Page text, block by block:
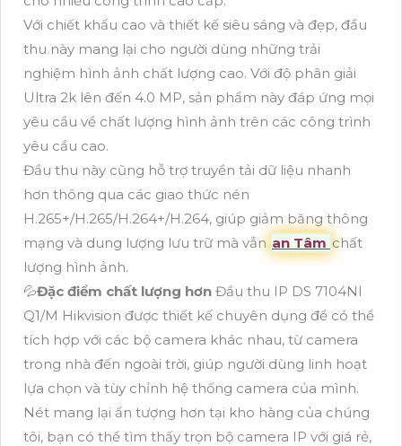
Với chiết khấu cao và thiết kế siêu sáng và đẹp, đầu
thu này mang lại cho người dùng những trải
nghiệm hình ảnh chất lượng cao. Với độ phân giải
Ultra 2k lên đến 4.0 MP, sản phẩm này đáp ứng mọi
yêu cầu về chất lượng hình ảnh trên các công trình
yêu cầu cao.
Đầu thu này cũng hỗ trợ truyền tải dữ liệu nhanh
hơn thông qua các giao thức nén
H.265+/H.265/H.264+/H.264, giúp giảm băng thông
mạng và dung lượng lưu trữ mà vẫn an Tâm chất
lượng hình ảnh.
💦Đặc điểm chất lượng hơn Đầu thu IP DS 7104NI
Q1/M Hikvision được thiết kế chuyên dụng để có thể
tích hợp với các bộ camera khác nhau, từ camera
trong nhà đến ngoài trời, giúp người dùng linh hoạt
lựa chọn và tùy chỉnh hệ thống camera của mình.
Nét mang lại ấn tượng hơn tại kho hàng của chúng
tôi, bạn có thể tìm thấy trọn bộ camera IP với giá rẻ,